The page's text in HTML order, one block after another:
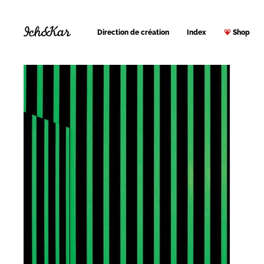
Direction de création Index Shop